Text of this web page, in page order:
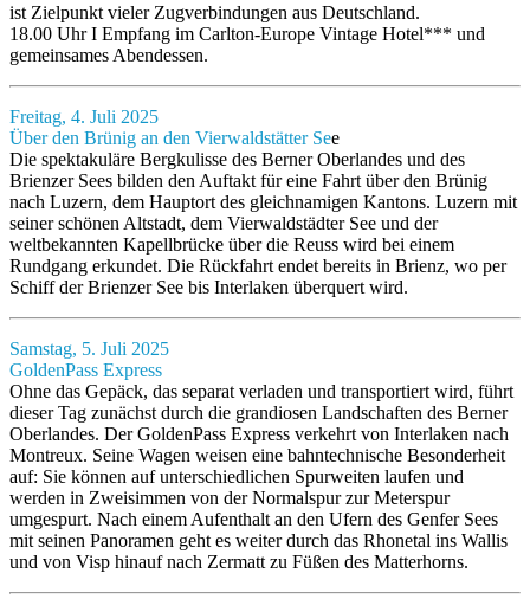
ist Zielpunkt vieler Zugverbindungen aus Deutschland.
18.00 Uhr I Empfang im Carlton-Europe Vintage Hotel*** und
gemeinsames Abendessen.
Freitag, 4. Juli 2025
Über den Brünig an den Vierwaldstätter See
Die spektakuläre Bergkulisse des Berner Oberlandes und des
Brienzer Sees bilden den Auftakt für eine Fahrt über den Brünig
nach Luzern, dem Hauptort des gleichnamigen Kantons. Luzern mit
seiner schönen Altstadt, dem Vierwaldstädter See und der
weltbekannten Kapellbrücke über die Reuss wird bei einem
Rundgang erkundet. Die Rückfahrt endet bereits in Brienz, wo per
Schiff der Brienzer See bis Interlaken überquert wird.
Samstag, 5. Juli 2025
GoldenPass Express
Ohne das Gepäck, das separat verladen und transportiert wird, führt
dieser Tag zunächst durch die grandiosen Landschaften des Berner
Oberlandes. Der GoldenPass Express verkehrt von Interlaken nach
Montreux. Seine Wagen weisen eine bahntechnische Besonderheit
auf: Sie können auf unterschiedlichen Spurweiten laufen und
werden in Zweisimmen von der Normalspur zur Meterspur
umgespurt. Nach einem Aufenthalt an den Ufern des Genfer Sees
mit seinen Panoramen geht es weiter durch das Rhonetal ins Wallis
und von Visp hinauf nach Zermatt zu Füßen des Matterhorns.